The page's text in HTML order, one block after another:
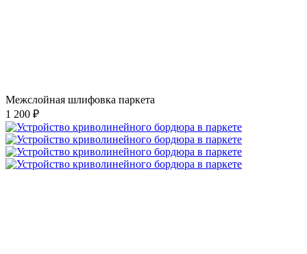
Межслойная шлифовка паркета
1 200 ₽